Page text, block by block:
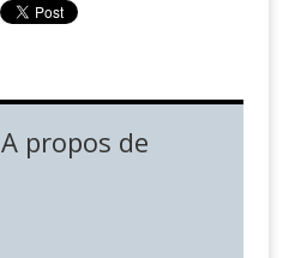
A propos de